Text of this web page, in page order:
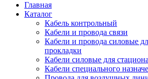
Главная
Каталог
Кабель контрольный
Кабели и провода связи
Кабели и провода силовые
прокладки
Кабели силовые для
Кабели специального